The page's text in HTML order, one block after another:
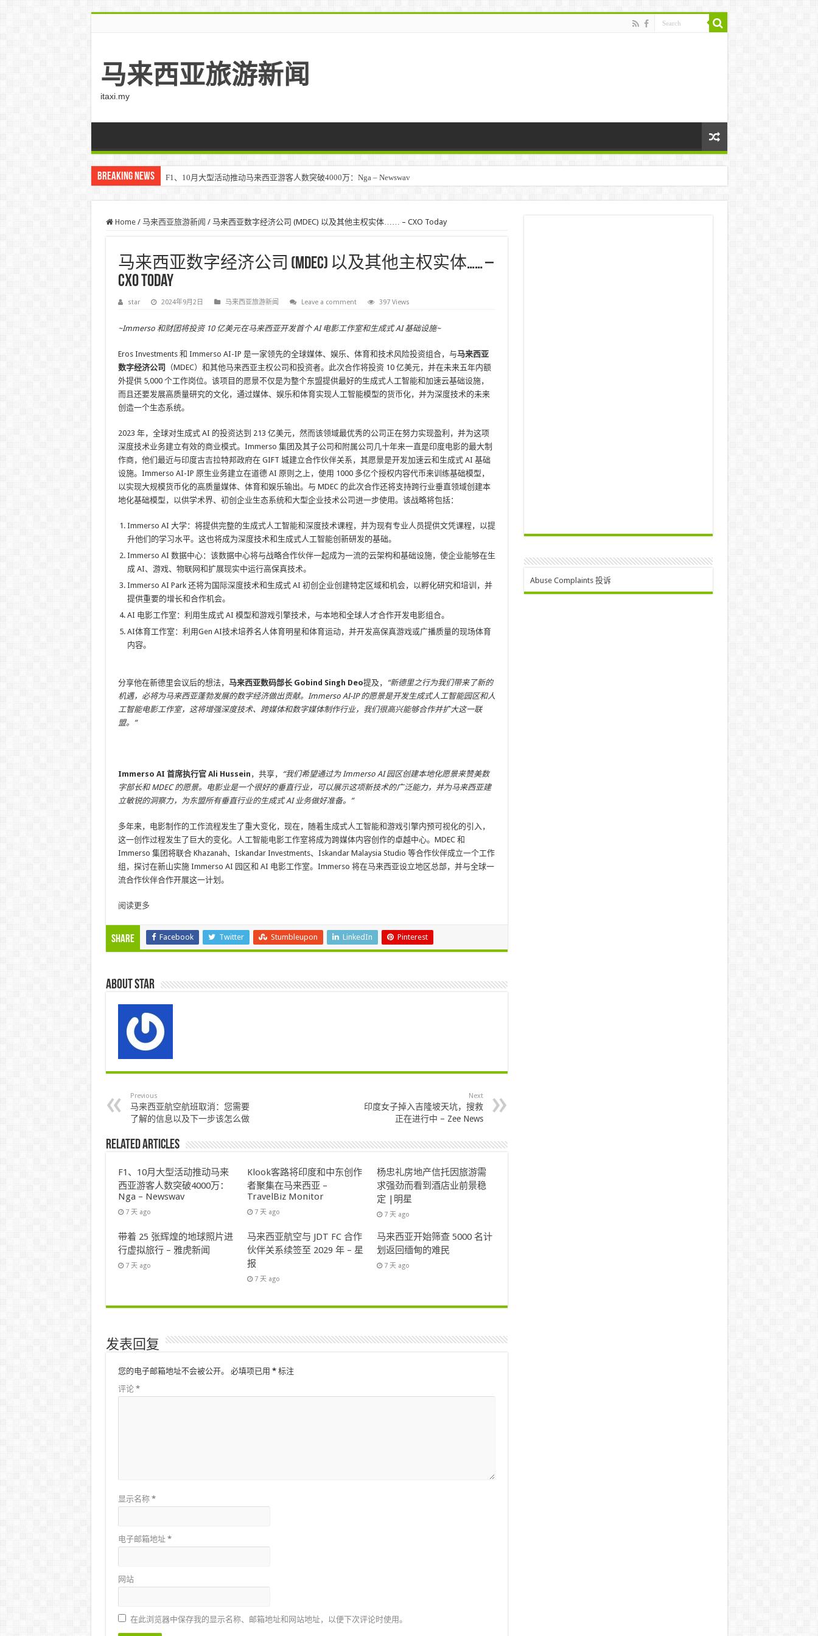
马来西亚旅游新闻
itaxi.my
Breaking News F1、10月大型活动推动马来西亚游客人数突破4000万：Nga – Newswav
Home / 马来西亚旅游新闻 / 马来西亚数字经济公司 (MDEC) 以及其他主权实体…… – CXO Today
马来西亚数字经济公司 (MDEC) 以及其他主权实体…… –
CXO Today
star 2024年9月2日 马来西亚旅游新闻 Leave a comment 397 Views
~Immerso 和财团将投资 10 亿美元在马来西亚开发首个 AI 电影工作室和生成式 AI 基础设施~
Eros Investments 和 Immerso AI-IP 是一家领先的全球媒体、娱乐、体育和技术风险投资组合，与马来西亚
数字经济公司 （MDEC）和其他马来西亚主权公司和投资者。此次合作将投资 10 亿美元，并在未来五年内额
外提供 5,000 个工作岗位。该项目的愿景不仅是为整个东盟提供最好的生成式人工智能和加速云基础设施，
而且还要发展高质量研究的文化，通过媒体、娱乐和体育实现人工智能模型的货币化，并为深度技术的未来
创造一个生态系统。
2023 年，全球对生成式 AI 的投资达到 213 亿美元，然而该领域最优秀的公司正在努力实现盈利，并为这项
深度技术业务建立有效的商业模式。Immerso 集团及其子公司和附属公司几十年来一直是印度电影的最大制
作商，他们最近与印度古吉拉特邦政府在 GIFT 城建立合作伙伴关系，其愿景是开发加速云和生成式 AI 基础
设施。Immerso AI-IP 原生业务建立在道德 AI 原则之上，使用 1000 多亿个授权内容代币来训练基础模型，
以实现大规模货币化的高质量媒体、体育和娱乐输出。与 MDEC 的此次合作还将支持跨行业垂直领域创建本
地化基础模型，以供学术界、初创企业生态系统和大型企业技术公司进一步使用。该战略将包括：
Immerso AI 大学：将提供完整的生成式人工智能和深度技术课程，并为现有专业人员提供文凭课程，以提
升他们的学习水平。这也将成为深度技术和生成式人工智能创新研发的基础。
Immerso AI 数据中心：该数据中心将与战略合作伙伴一起成为一流的云架构和基础设施，使企业能够在生
成 AI、游戏、物联网和扩展现实中运行高保真技术。
Immerso AI Park 还将为国际深度技术和生成式 AI 初创企业创建特定区域和机会，以孵化研究和培训，并
提供重要的增长和合作机会。
AI 电影工作室：利用生成式 AI 模型和游戏引擎技术，与本地和全球人才合作开发电影组合。
AI体育工作室：利用Gen AI技术培养名人体育明星和体育运动，并开发高保真游戏或广播质量的现场体育
内容。
分享他在新德里会议后的想法， 马来西亚数码部长 Gobind Singh Deo提及， “新德里之行为我们带来了新的
机遇，必将为马来西亚蓬勃发展的数字经济做出贡献。Immerso AI-IP 的愿景是开发生成式人工智能园区和人
工智能电影工作室，这将增强深度技术、跨媒体和数字媒体制作行业，我们很高兴能够合作并扩大这一联
盟。”
Immerso AI 首席执行官 Ali Hussein ，共享， “我们希望通过为 Immerso AI 园区创建本地化愿景来赞美数
字部长和 MDEC 的愿景。电影业是一个很好的垂直行业，可以展示这项新技术的广泛能力，并为马来西亚建
立敏锐的洞察力，为东盟所有垂直行业的生成式 AI 业务做好准备。”
多年来，电影制作的工作流程发生了重大变化，现在，随着生成式人工智能和游戏引擎内预可视化的引入，
这一创作过程发生了巨大的变化。人工智能电影工作室将成为跨媒体内容创作的卓越中心。MDEC 和
Immerso 集团将联合 Khazanah、Iskandar Investments、Iskandar Malaysia Studio 等合作伙伴成立一个工作
组，探讨在新山实施 Immerso AI 园区和 AI 电影工作室。Immerso 将在马来西亚设立地区总部，并与全球一
流合作伙伴合作开展这一计划。
阅读更多
Share Facebook Twitter Stumbleupon LinkedIn Pinterest
About star
Previous
马来西亚航空航班取消：您需要
了解的信息以及下一步该怎么做
Next
印度女子掉入吉隆坡天坑，搜救
正在进行中 – Zee News
Related Articles
F1、10月大型活动推动马来
西亚游客人数突破4000万：
Nga – Newswav
7 天 ago
Klook客路将印度和中东创作
者聚集在马来西亚 –
TravelBiz Monitor
7 天 ago
杨忠礼房地产信托因旅游需
求强劲而看到酒店业前景稳
定 |明星
7 天 ago
带着 25 张辉煌的地球照片进
行虚拟旅行 – 雅虎新闻
7 天 ago
马来西亚航空与 JDT FC 合作
伙伴关系续签至 2029 年 – 星
报
7 天 ago
马来西亚开始筛查 5000 名计
划返回缅甸的难民
7 天 ago
发表回复
您的电子邮箱地址不会被公开。 必填项已用 *标注
评论 *
显示名称 *
电子邮箱地址 *
网站
在此浏览器中保存我的显示名称、邮箱地址和网站地址，以便下次评论时使用。
Abuse Complaints 投诉